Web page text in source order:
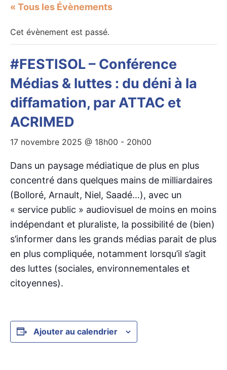
« Tous les Évènements
Cet évènement est passé.
#FESTISOL – Conférence
Médias & luttes : du déni à la
diffamation, par ATTAC et
ACRIMED
17 novembre 2025 @ 18h00 - 20h00
Dans un paysage médiatique de plus en plus
concentré dans quelques mains de milliardaires
(Bolloré, Arnault, Niel, Saadé…), avec un
« service public » audiovisuel de moins en moins
indépendant et pluraliste, la possibilité de (bien)
s’informer dans les grands médias parait de plus
en plus compliquée, notamment lorsqu’il s’agit
des luttes (sociales, environnementales et
citoyennes).
Ajouter au calendrier